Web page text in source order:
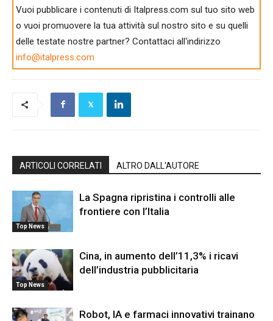
Vuoi pubblicare i contenuti di Italpress.com sul tuo sito web
o vuoi promuovere la tua attività sul nostro sito e su quelli
delle testate nostre partner? Contattaci all'indirizzo
info@italpress.com
ARTICOLI CORRELATI ALTRO DALL'AUTORE
Top News
La Spagna ripristina i controlli alle
frontiere con l’Italia
Top News
Cina, in aumento dell’11,3% i ricavi
dell’industria pubblicitaria
Robot, IA e farmaci innovativi trainano